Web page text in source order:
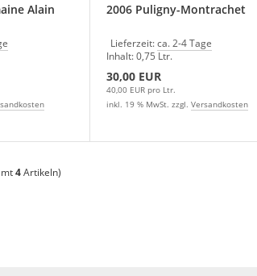
Alain
2006 Puligny-Montrachet
Lieferzeit:ca. 2-4 Tage
Inhalt: 0,75 Ltr.
30,00 EUR
40,00 EUR pro Ltr.
inkl. 19 % MwSt. zzgl.Versandkosten
4Artikeln)